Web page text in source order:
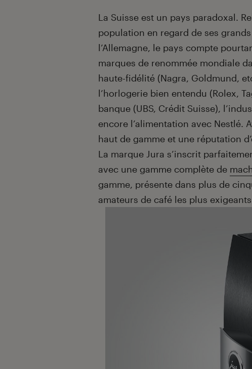
Introduction
La Suisse est un pays paradoxal.
population en regard de ses
l’Allemagne, le pays compte
marques de renommée mondiale
haute-fidélité (Nagra, Goldmund,
l’horlogerie bien entendu (Rolex,
banque (UBS, Crédit Suisse),
encore l’alimentation avec Nestlé.
haut de gamme et une réputation
La marque Jura s’inscrit
avec une gamme complète de
gamme, présente dans plus de
amateurs de café les plus